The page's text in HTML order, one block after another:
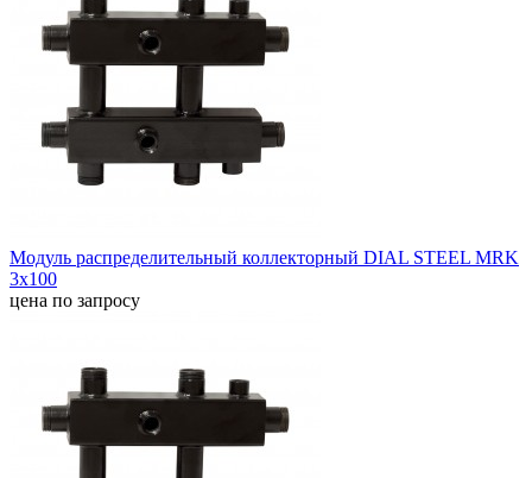
Модуль распределительный коллекторный DIAL STEEL MRK
3х100
цена по запросу